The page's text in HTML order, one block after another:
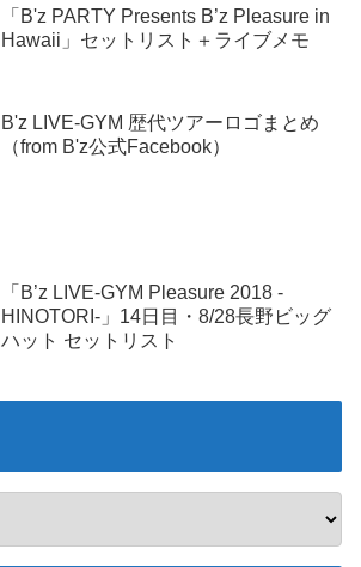
「B'z PARTY Presents B’z Pleasure in
Hawaii」セットリスト＋ライブメモ
B'z LIVE-GYM 歴代ツアーロゴまとめ
（from B'z公式Facebook）
「B’z LIVE-GYM Pleasure 2018 -
HINOTORI-」14日目・8/28長野ビッグ
ハット セットリスト